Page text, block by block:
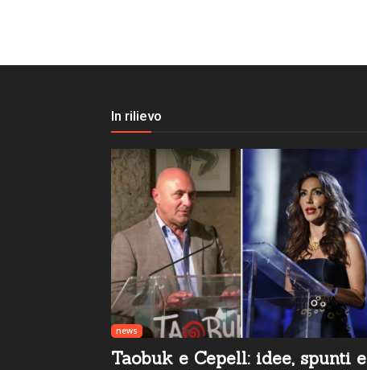
In rilievo
news
Taobuk e Cepell: idee, spunti e